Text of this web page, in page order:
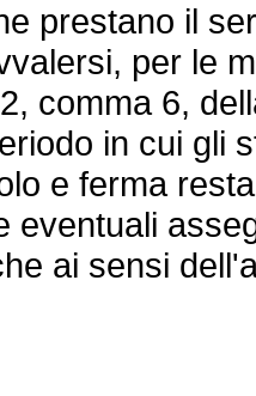
prestano il
per le
comma 6,
in cui gli
e ferma
eventuali
ai sensi